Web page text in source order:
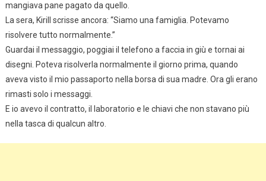
mangiava pane pagato da quello.
La sera, Kirill scrisse ancora: “Siamo una famiglia. Potevamo
risolvere tutto normalmente.”
Guardai il messaggio, poggiai il telefono a faccia in giù e tornai ai
disegni. Poteva risolverla normalmente il giorno prima, quando
aveva visto il mio passaporto nella borsa di sua madre. Ora gli erano
rimasti solo i messaggi.
E io avevo il contratto, il laboratorio e le chiavi che non stavano più
nella tasca di qualcun altro.